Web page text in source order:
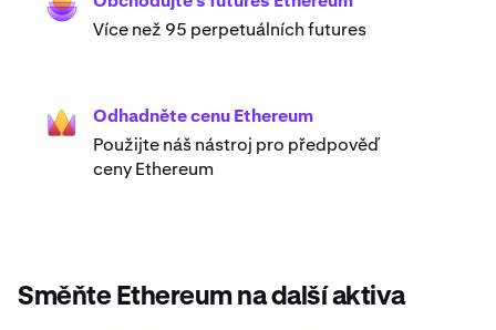
Více než 95 perpetuálních futures
Odhadněte cenu Ethereum
Použijte náš nástroj pro předpověď
ceny Ethereum
Směňte Ethereum na další aktiva